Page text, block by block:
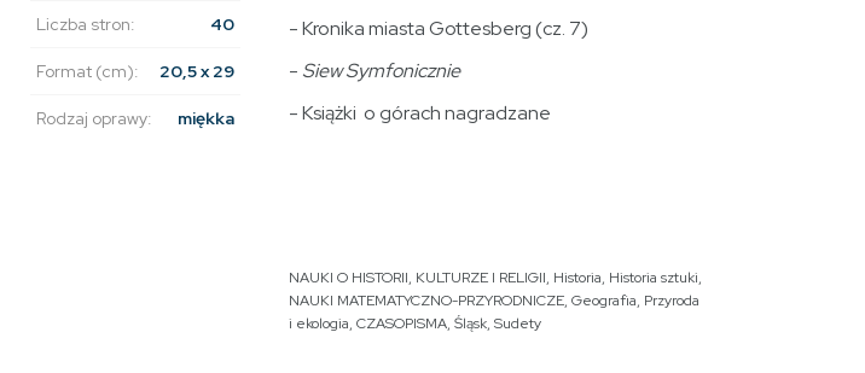
Liczba stron: 40
Format (cm): 20,5 x 29
Rodzaj oprawy: miękka
- Kronika miasta Gottesberg (cz. 7)
- Siew Symfonicznie
- Książki o górach nagradzane
NAUKI O HISTORII, KULTURZE I RELIGII, Historia, Historia sztuki,
NAUKI MATEMATYCZNO-PRZYRODNICZE, Geografia, Przyroda
i ekologia, CZASOPISMA, Śląsk, Sudety